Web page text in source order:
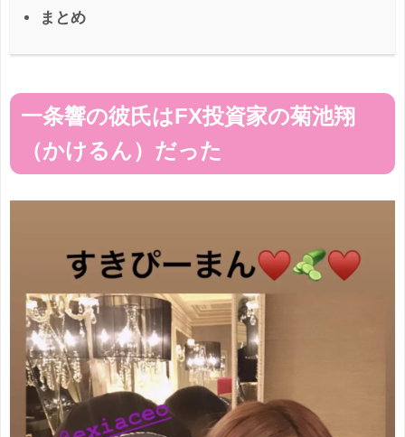
まとめ
一条響の彼氏はFX投資家の菊池翔
（かけるん）だった